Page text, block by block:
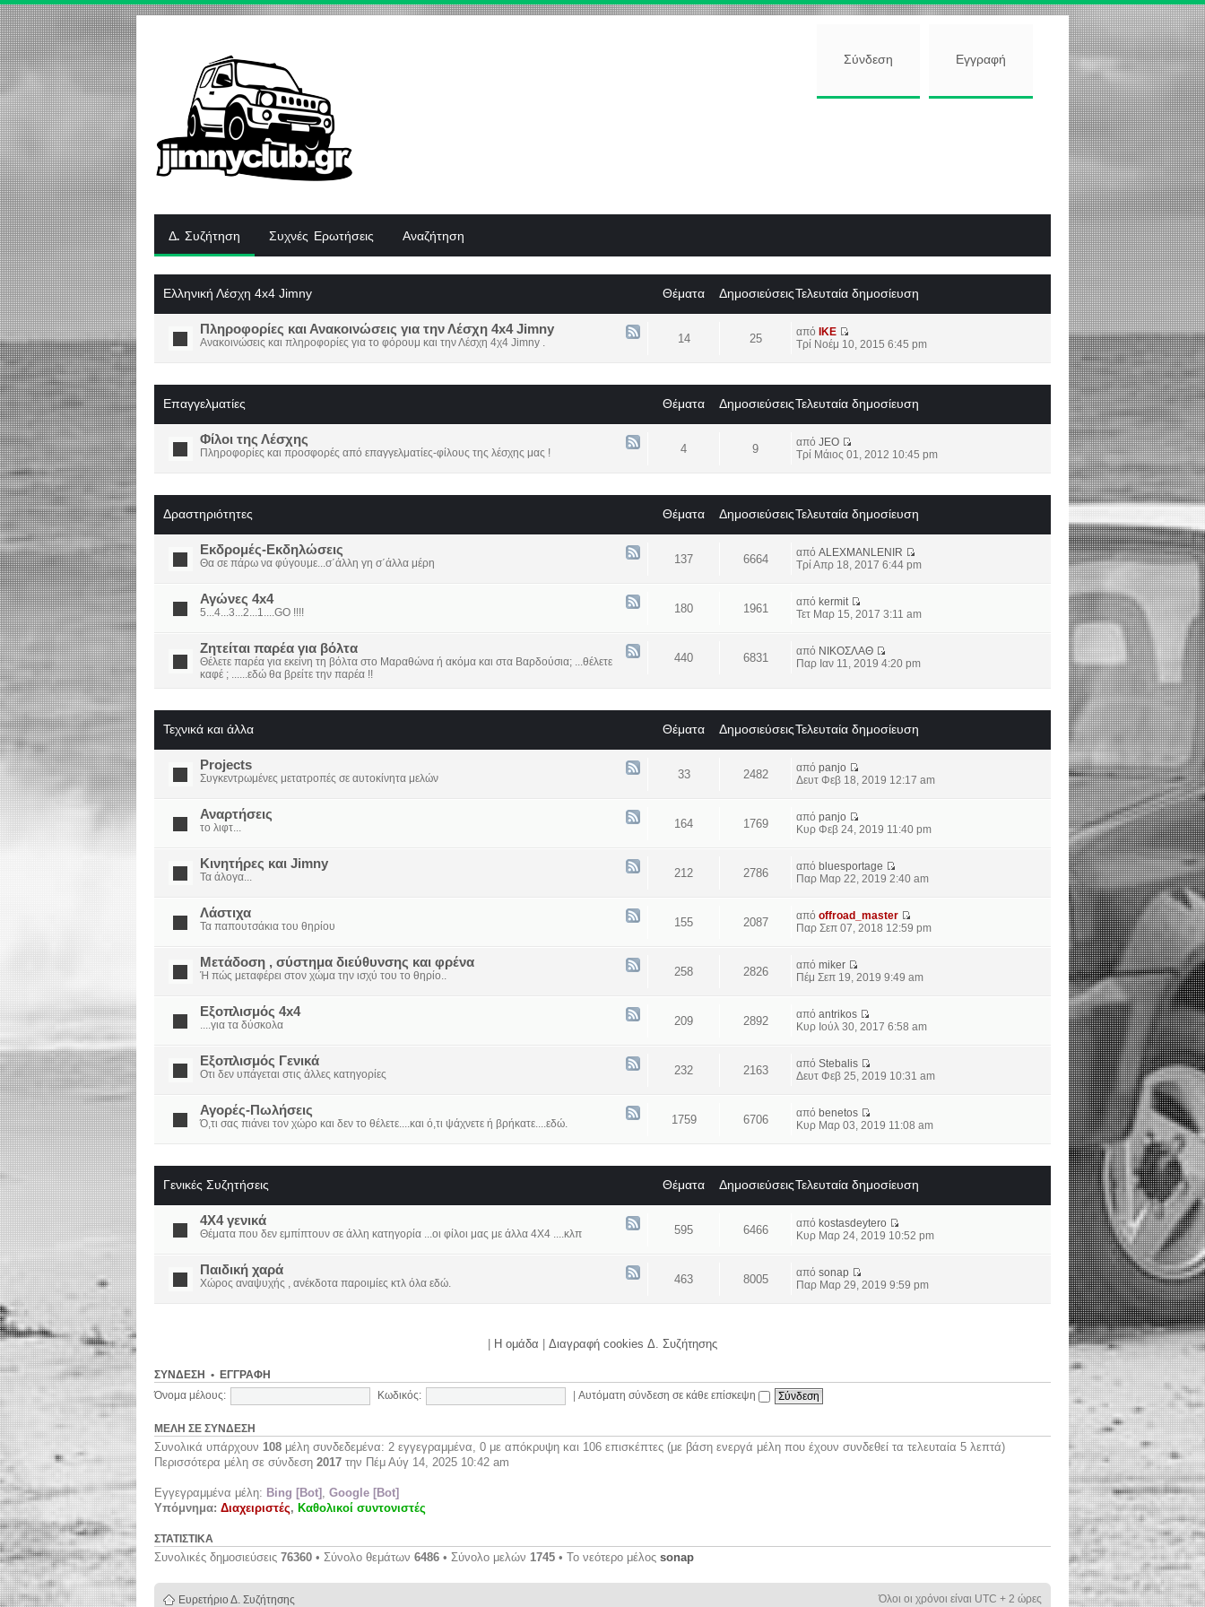
Σύνδεση Εγγραφή
Δ. Συζήτηση Συχνές Ερωτήσεις Αναζήτηση
Ελληνική Λέσχη 4x4 Jimny Θέματα ΔημοσιεύσειςΤελευταία δημοσίευση
Πληροφορίες και Ανακοινώσεις για την Λέσχη 4x4 Jimny
Ανακοινώσεις και πληροφορίες για το φόρουμ και την Λέσχη 4χ4 Jimny . 14 25 από
IKE
Τρί Νοέμ 10, 2015 6:45 pm
Επαγγελματίες Θέματα ΔημοσιεύσειςΤελευταία δημοσίευση
Φίλοι της Λέσχης
Πληροφορίες και προσφορές από επαγγελματίες-φίλους της λέσχης μας ! 4 9 απόJEO
Τρί Μάιος 01, 2012 10:45 pm
Δραστηριότητες Θέματα ΔημοσιεύσειςΤελευταία δημοσίευση
Εκδρομές-Εκδηλώσεις
Θα σε πάρω να φύγουμε...σ΄άλλη γη σ΄άλλα μέρη 137 6664 απόALEXMANLENIR
Τρί Απρ 18, 2017 6:44 pm
Αγώνες 4x4
5...4...3...2...1....GO !!!! 180 1961 από kermit
Τετ Μαρ 15, 2017 3:11 am
Ζητείται παρέα για βόλτα
Θέλετε παρέα για εκείνη τη βόλτα στο Μαραθώνα ή ακόμα και στα Βαρδούσια; ...θέλετε
καφέ ; ......εδώ θα βρείτε την παρέα !!
440 6831 από ΝΙΚΟΣΛΑΘ
Παρ Ιαν 11, 2019 4:20 pm
Τεχνικά και άλλα Θέματα ΔημοσιεύσειςΤελευταία δημοσίευση
Projects
Συγκεντρωμένες μετατροπές σε αυτοκίνητα μελών 33 2482 απόpanjo
Δευτ Φεβ 18, 2019 12:17 am
Αναρτήσεις
το λιφτ... 164 1769 απόpanjo
Κυρ Φεβ 24, 2019 11:40 pm
Κινητήρες και Jimny
Τα άλογα... 212 2786 από bluesportage
Παρ Μαρ 22, 2019 2:40 am
Λάστιχα
Τα παπουτσάκια του θηρίου 155 2087 απόoffroad_master
Παρ Σεπ 07, 2018 12:59 pm
Μετάδοση , σύστημα διεύθυνσης και φρένα
Ή πώς μεταφέρει στον χώμα την ισχύ του το θηρίο.. 258 2826 απόmiker
Πέμ Σεπ 19, 2019 9:49 am
Εξοπλισμός 4x4
....για τα δύσκολα 209 2892 απόantrikos
Κυρ Ιούλ 30, 2017 6:58 am
Εξοπλισμός Γενικά
Οτι δεν υπάγεται στις άλλες κατηγορίες 232 2163 απόStebalis
Δευτ Φεβ 25, 2019 10:31 am
Αγορές-Πωλήσεις
Ό,τι σας πιάνει τον χώρο και δεν το θέλετε....και ό,τι ψάχνετε ή βρήκατε....εδώ. 1759 6706 από benetos
Κυρ Μαρ 03, 2019 11:08 am
Γενικές Συζητήσεις Θέματα ΔημοσιεύσειςΤελευταία δημοσίευση
4X4 γενικά
Θέματα που δεν εμπίπτουν σε άλλη κατηγορία ...οι φίλοι μας με άλλα 4Χ4 ....κλπ 595 6466 από kostasdeytero
Κυρ Μαρ 24, 2019 10:52 pm
Παιδική χαρά
Χώρος αναψυχής , ανέκδοτα παροιμίες κτλ όλα εδώ. 463 8005 απόsonap
Παρ Μαρ 29, 2019 9:59 pm
Η ομάδα Διαγραφή cookies Δ. Συζήτησης
ΣΎΝΔΕΣΗ • ΕΓΓΡΑΦΉ
Όνομα μέλους: Κωδικός: Αυτόματη σύνδεση σε κάθε επίσκεψη
ΜΈΛΗ ΣΕ ΣΎΝΔΕΣΗ
Συνολικά υπάρχουν 108 μέλη συνδεδεμένα: 2 εγγεγραμμένα, 0 με απόκρυψη και 106 επισκέπτες (με βάση ενεργά μέλη που έχουν συνδεθεί τα τελευταία 5 λεπτά)
Περισσότερα μέλη σε σύνδεση 2017 την Πέμ Αύγ 14, 2025 10:42 am
Εγγεγραμμένα μέλη: Bing [Bot] , Google [Bot]
Υπόμνημα: Διαχειριστές, Καθολικοί συντονιστές
ΣΤΑΤΙΣΤΙΚΆ
Συνολικές δημοσιεύσεις 76360 • Σύνολο θεμάτων 6486 • Σύνολο μελών 1745 • Το νεότερο μέλος sonap
Ευρετήριο Δ. Συζήτησης Όλοι οι χρόνοι είναι UTC + 2 ώρες